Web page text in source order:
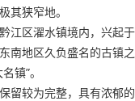
其狭窄地。
江区濯水镇境内，兴起于
南地区久负盛名的古镇之
镇”。
留较为完整，具有浓郁的